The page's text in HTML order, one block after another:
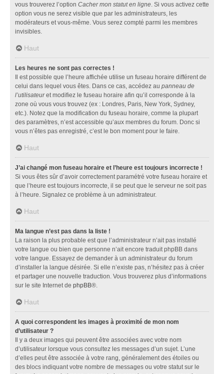
vous trouverez l’option Cacher mon statut en ligne. Si vous activez cette
option vous ne serez visible que par les administrateurs, les
modérateurs et vous-même. Vous serez compté parmi les membres
invisibles.
Haut
Les heures ne sont pas correctes !
Il est possible que l’heure affichée utilise un fuseau horaire différent de
celui dans lequel vous êtes. Dans ce cas, accédez au panneau de
l’utilisateuret modifiez le fuseau horaire afin qu’il corresponde à la
zone où vous vous trouvez (ex : Londres, Paris, New York, Sydney,
etc.). Notez que la modification du fuseau horaire, comme la plupart
des paramètres, n’est accessible qu’aux membres du forum. Donc si
vous n’êtes pas enregistré, c’est le bon moment pour le faire.
Haut
J’ai changé mon fuseau horaire et l’heure est toujours incorrecte !
Si vous êtes sûr d’avoir correctement paramétré votre fuseau horaire et
que l’heure est toujours incorrecte, il se peut que le serveur ne soit pas
à l’heure. Signalez ce problème à un administrateur.
Haut
Ma langue n’est pas dans la liste !
La raison la plus probable est que l’administrateur n’ait pas installé
votre langue ou bien que personne n’ait encore traduit phpBB dans
votre langue. Essayez de demander à un administrateur du forum
d’installer la langue désirée. Si elle n’existe pas, n’hésitez pas à créer
et partager une nouvelle traduction. Vous trouverez plus d’informations
sur le site Internet de phpBB®.
Haut
A quoi correspondent les images à proximité de mon nom
d’utilisateur ?
Il y a deux images qui peuvent être associées avec votre nom
d’utilisateur lorsque vous consultez les messages d’un sujet. L’une
d’elles peut être associée à votre rang, généralement des étoiles ou
des blocs indiquant votre nombre de messages ou votre statut sur le